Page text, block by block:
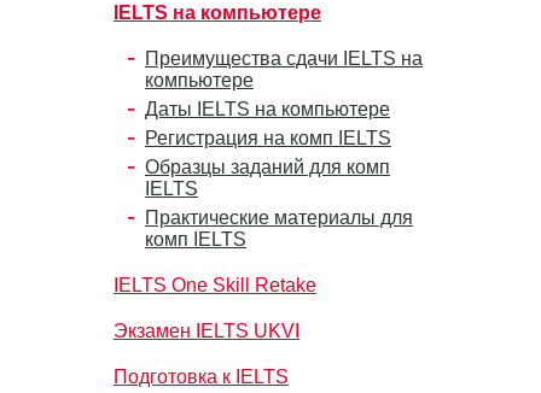
IELTS на компьютере
Преимущества сдачи IELTS на
компьютере
Даты IELTS на компьютере
Регистрация на комп IELTS
Образцы заданий для комп
IELTS
Практические материалы для
комп IELTS
IELTS One Skill Retake
Экзамен IELTS UKVI
Подготовка к IELTS